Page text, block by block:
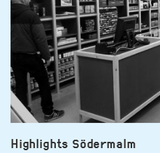
Highlights Södermalm